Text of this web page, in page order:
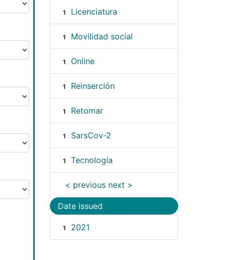
1 Licenciatura
1 Movilidad social
1 Online
1 Reinserción
1 Retomar
1 SarsCov-2
1 Tecnología
< previous next >
Date issued
1 2021